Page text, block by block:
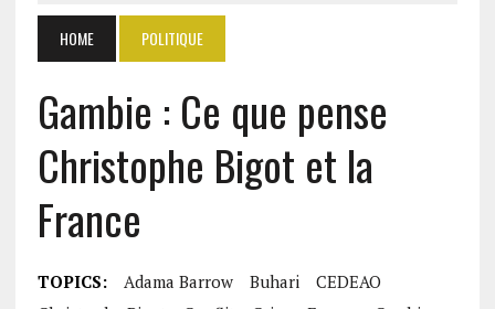
HOME POLITIQUE
Gambie : Ce que pense
Christophe Bigot et la
France
TOPICS: Adama Barrow Buhari
CEDEAO